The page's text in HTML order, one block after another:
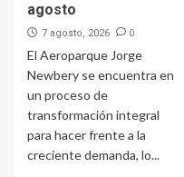
agosto
7 agosto, 2026 0
El Aeroparque Jorge
Newbery se encuentra en
un proceso de
transformación integral
para hacer frente a la
creciente demanda, lo...